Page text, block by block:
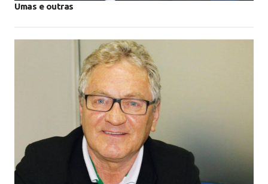
Umas e outras